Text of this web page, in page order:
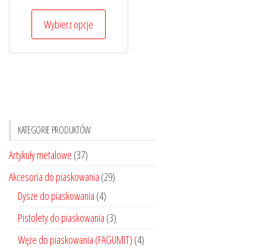
cen:
od
110,00 zł
do
Wybierz opcje
Ten
produktu
KATEGORIE PRODUKTÓW
Artykuły metalowe (37)
Akcesoria do piaskowania (29)
Dysze do piaskowania (4)
Pistolety do piaskowania (3)
Węże do piaskowania (FAGUMIT) (4)